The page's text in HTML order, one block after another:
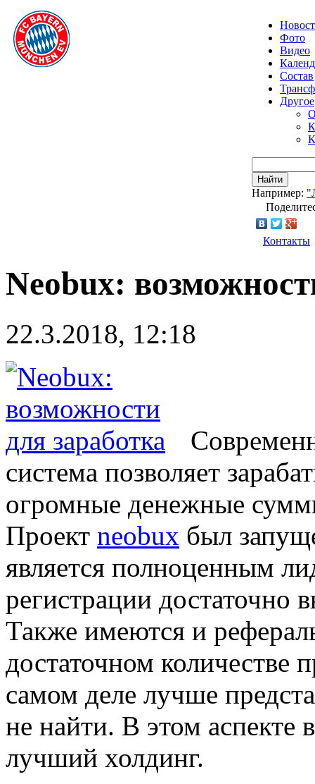
Фото
Видео
Состав
Другое
Найти
Например:
Контакты
Neobux:
22.3.2018, 12:18
система позволяет
огромные денежные
Проект neobux был
является полноценным
регистрации
Также имеются и
достаточном количестве
самом деле лучше
не найти. В этом
лучший холдинг.